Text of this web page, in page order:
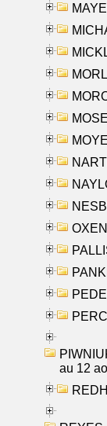
au 12